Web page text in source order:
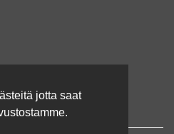
jotta saat